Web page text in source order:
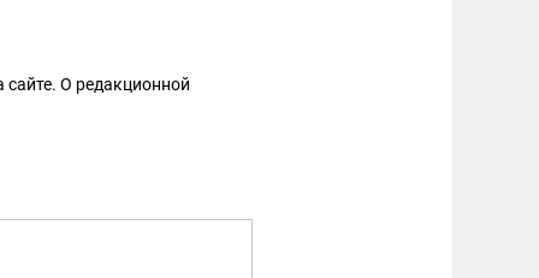
сайте. О редакционной